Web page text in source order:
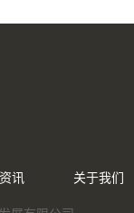
讯 关于我们